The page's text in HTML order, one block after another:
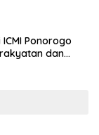
Ponorogo
dan